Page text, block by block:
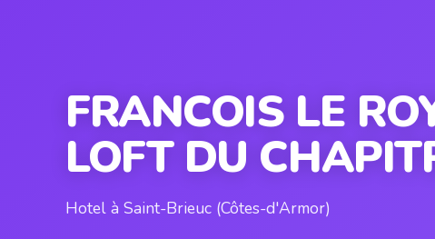
FRANCOIS LE
LOFT DU
Hotel à Saint-Brieuc (Côtes-d'Armor)